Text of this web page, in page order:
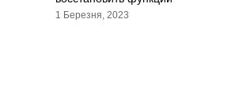
1 Березня, 2023